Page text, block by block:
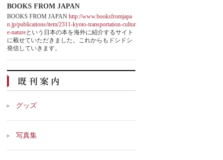
BOOKS FROM JAPAN
BOOKS FROM JAPAN http://www.booksfromjapa
n.jp/publications/item/2311-kyoto-transportation-cultur
e-natureという日本の本を海外に紹介するサイト
に載せていただきました。これからもドシドシ
発信していきます。
グッズ
写真集